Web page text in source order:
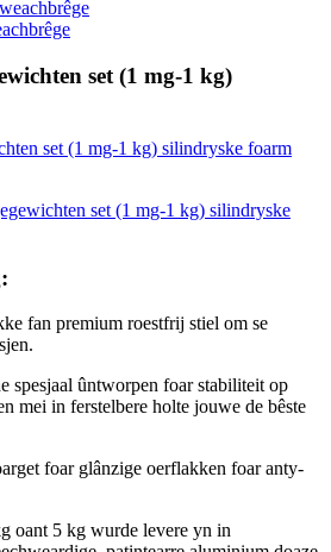
set (1 mg-1 kg)
fan premium roestfrij stiel om se
spesjaal ûntworpen foar stabiliteit op
mei in ferstelbere holte jouwe de bêste
foar glânzige oerflakken foar anty-
oant 5 kg wurde levere yn in